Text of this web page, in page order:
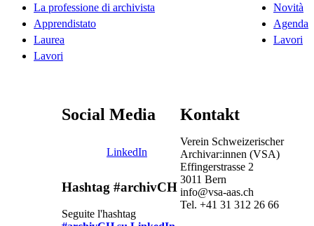
La professione di archivista
Apprendistato
Laurea
Lavori
Novità
Agenda
Lavori
Social Media
LinkedIn
Hashtag #archivCH
Seguite l'hashtag
Kontakt
Verein Schweizerischer
Archivar:innen (VSA)
Effingerstrasse 2
3011 Bern
info@vsa-aas.ch
Tel. +41 31 312 26 66